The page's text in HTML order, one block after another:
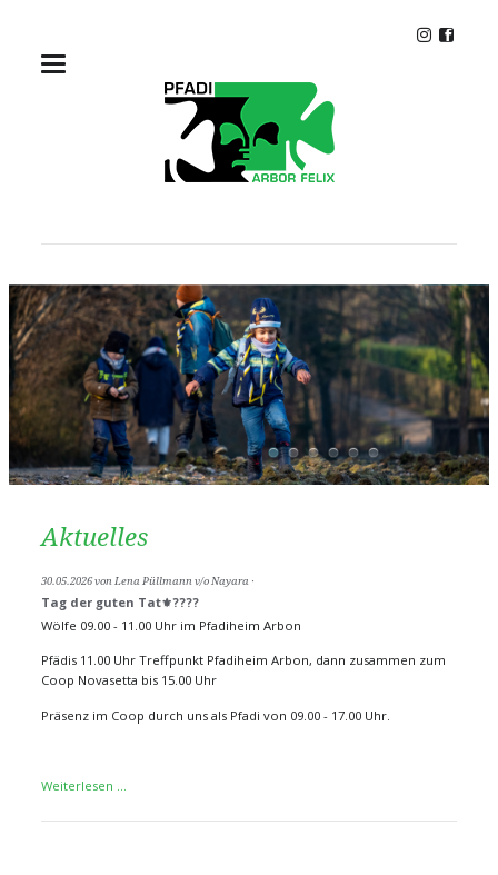
Aktuelles
30.05.2026von Lena Püllmann v/o Nayara
Tag der guten Tat⚜️????
Wölfe 09.00 - 11.00 Uhr im Pfadiheim Arbon
Pfädis 11.00 Uhr Treffpunkt Pfadiheim Arbon, dann zusammen zum
Coop Novasetta bis 15.00 Uhr
Präsenz im Coop durch uns als Pfadi von 09.00 - 17.00 Uhr.
Weiterlesen …
guten